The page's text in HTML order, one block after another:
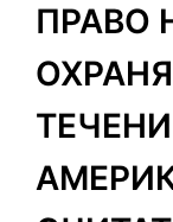
ПРАВО